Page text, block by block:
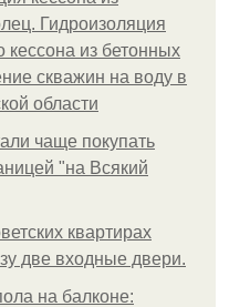
Гидроизоляция
кессона из бетонных
скважин на воду в
области
чаще покупать
"на Всякий
квартирах
две входные двери.
на балконе: